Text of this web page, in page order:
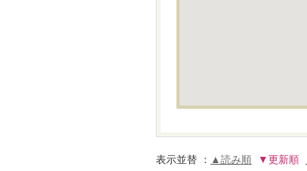
表示並替 ： ▲読み順 ▼更新順